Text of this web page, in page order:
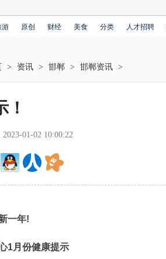
游 原创 财经 美食 分类 人才招聘
> 资讯 > 邯郸 > 邯郸资讯 >
2023-01-02 10:00:22
一年!
月份健康提示